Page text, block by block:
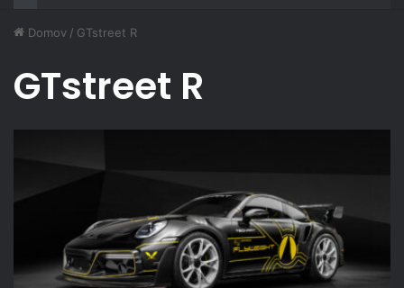
Domov / GTstreet R
GTstreet R